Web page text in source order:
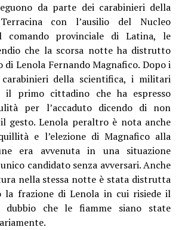
da parte dei carabinieri della
con l’ausilio del Nucleo
comando provinciale di Latina, le
che la scorsa notte ha distrutto
di Lenola Fernando Magnafico. Dopo i
della scientifica, i militari
il primo cittadino che ha espresso
per l’accaduto dicendo di non
gesto. Lenola peraltro è nota anche
e l’elezione di Magnafico alla
era avvenuta in una situazione
candidato senza avversari. Anche
nella stessa notte è stata distrutta
la frazione di Lenola in cui risiede il
dubbio che le fiamme siano state